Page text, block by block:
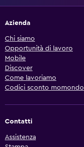
Azienda
Chi siamo
Opportunità di lavoro
Mobile
Discover
Come lavoriamo
Codici sconto momondo
Contatti
Assistenza